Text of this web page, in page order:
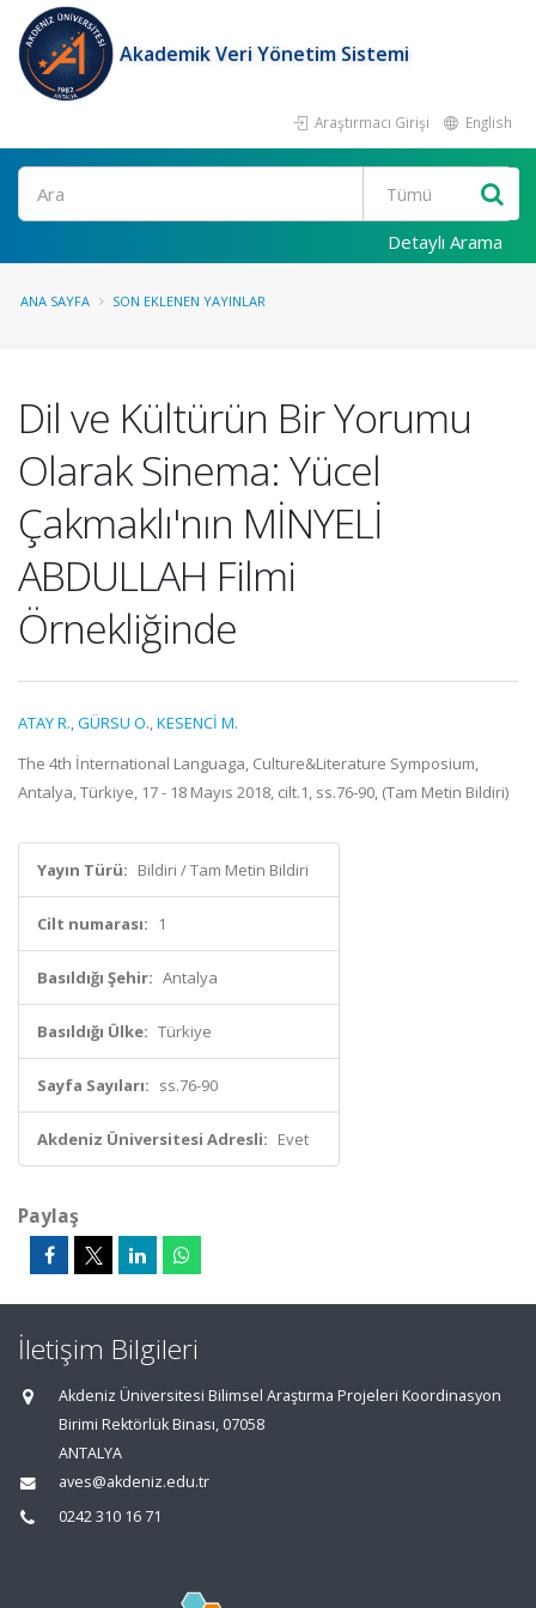
Akademik Veri Yönetim Sistemi
Araştırmacı Girişi English
Ara
Detaylı Arama
ANA SAYFA SON EKLENEN YAYINLAR
Dil ve Kültürün Bir Yorumu
Olarak Sinema: Yücel
Çakmaklı'nın MİNYELİ
ABDULLAH Filmi
Örnekliğinde
ATAY R.,GÜRSU O.,KESENCİ M.
The 4th İnternational Languaga, Culture&Literature Symposium,
Antalya, Türkiye, 17 - 18 Mayıs 2018, cilt.1, ss.76-90, (Tam Metin Bildiri)
Yayın Türü: Bildiri / Tam Metin Bildiri
Cilt numarası: 1
Basıldığı Şehir: Antalya
Basıldığı Ülke: Türkiye
Sayfa Sayıları: ss.76-90
Akdeniz Üniversitesi Adresli: Evet
Paylaş
İletişim Bilgileri
Akdeniz Üniversitesi Bilimsel Araştırma Projeleri Koordinasyon
Birimi Rektörlük Binası, 07058
ANTALYA
aves@akdeniz.edu.tr
0242 310 16 71